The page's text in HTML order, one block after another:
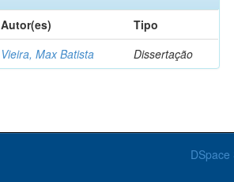
Autor(es)
Tipo
Vieira, Max Batista Dissertação
DSpace